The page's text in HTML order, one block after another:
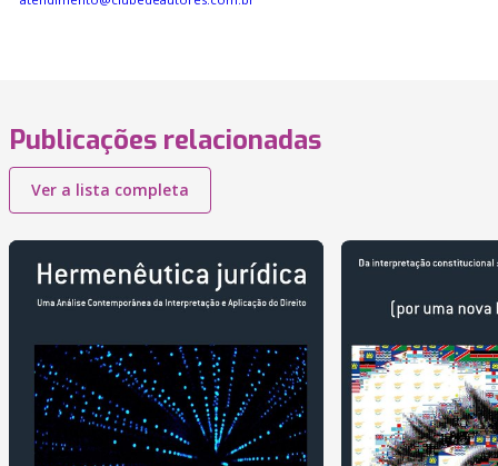
Publicações relacionadas
Ver a lista completa